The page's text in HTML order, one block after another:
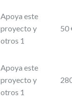
Apoya este
proyecto y
otros 1
50
Apoya este
proyecto y
otros 1